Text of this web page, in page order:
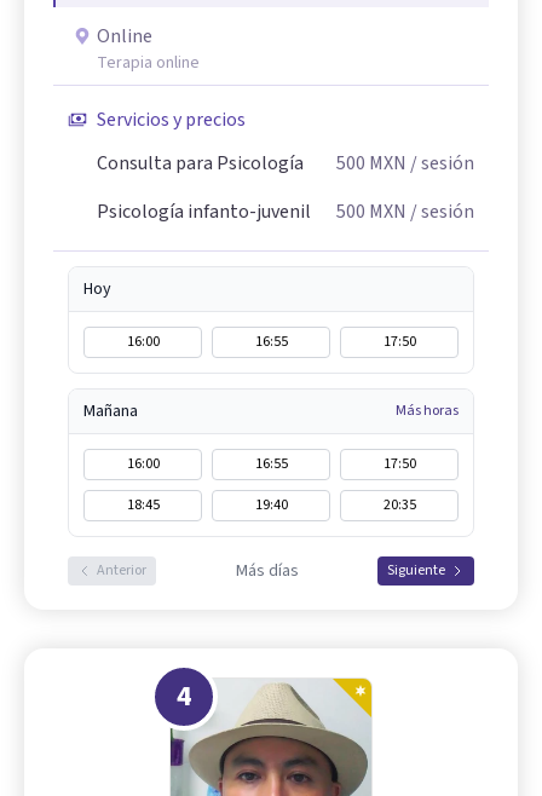
Online
Terapia online
Servicios y precios
Consulta para Psicología
500 MXN / sesión
Psicología infanto-juvenil
500 MXN / sesión
Hoy
16:00 16:55 17:50
Mañana Más horas
16:00 16:55
17:50
18:45
19:40 20:35
Anterior Más días Siguiente
4